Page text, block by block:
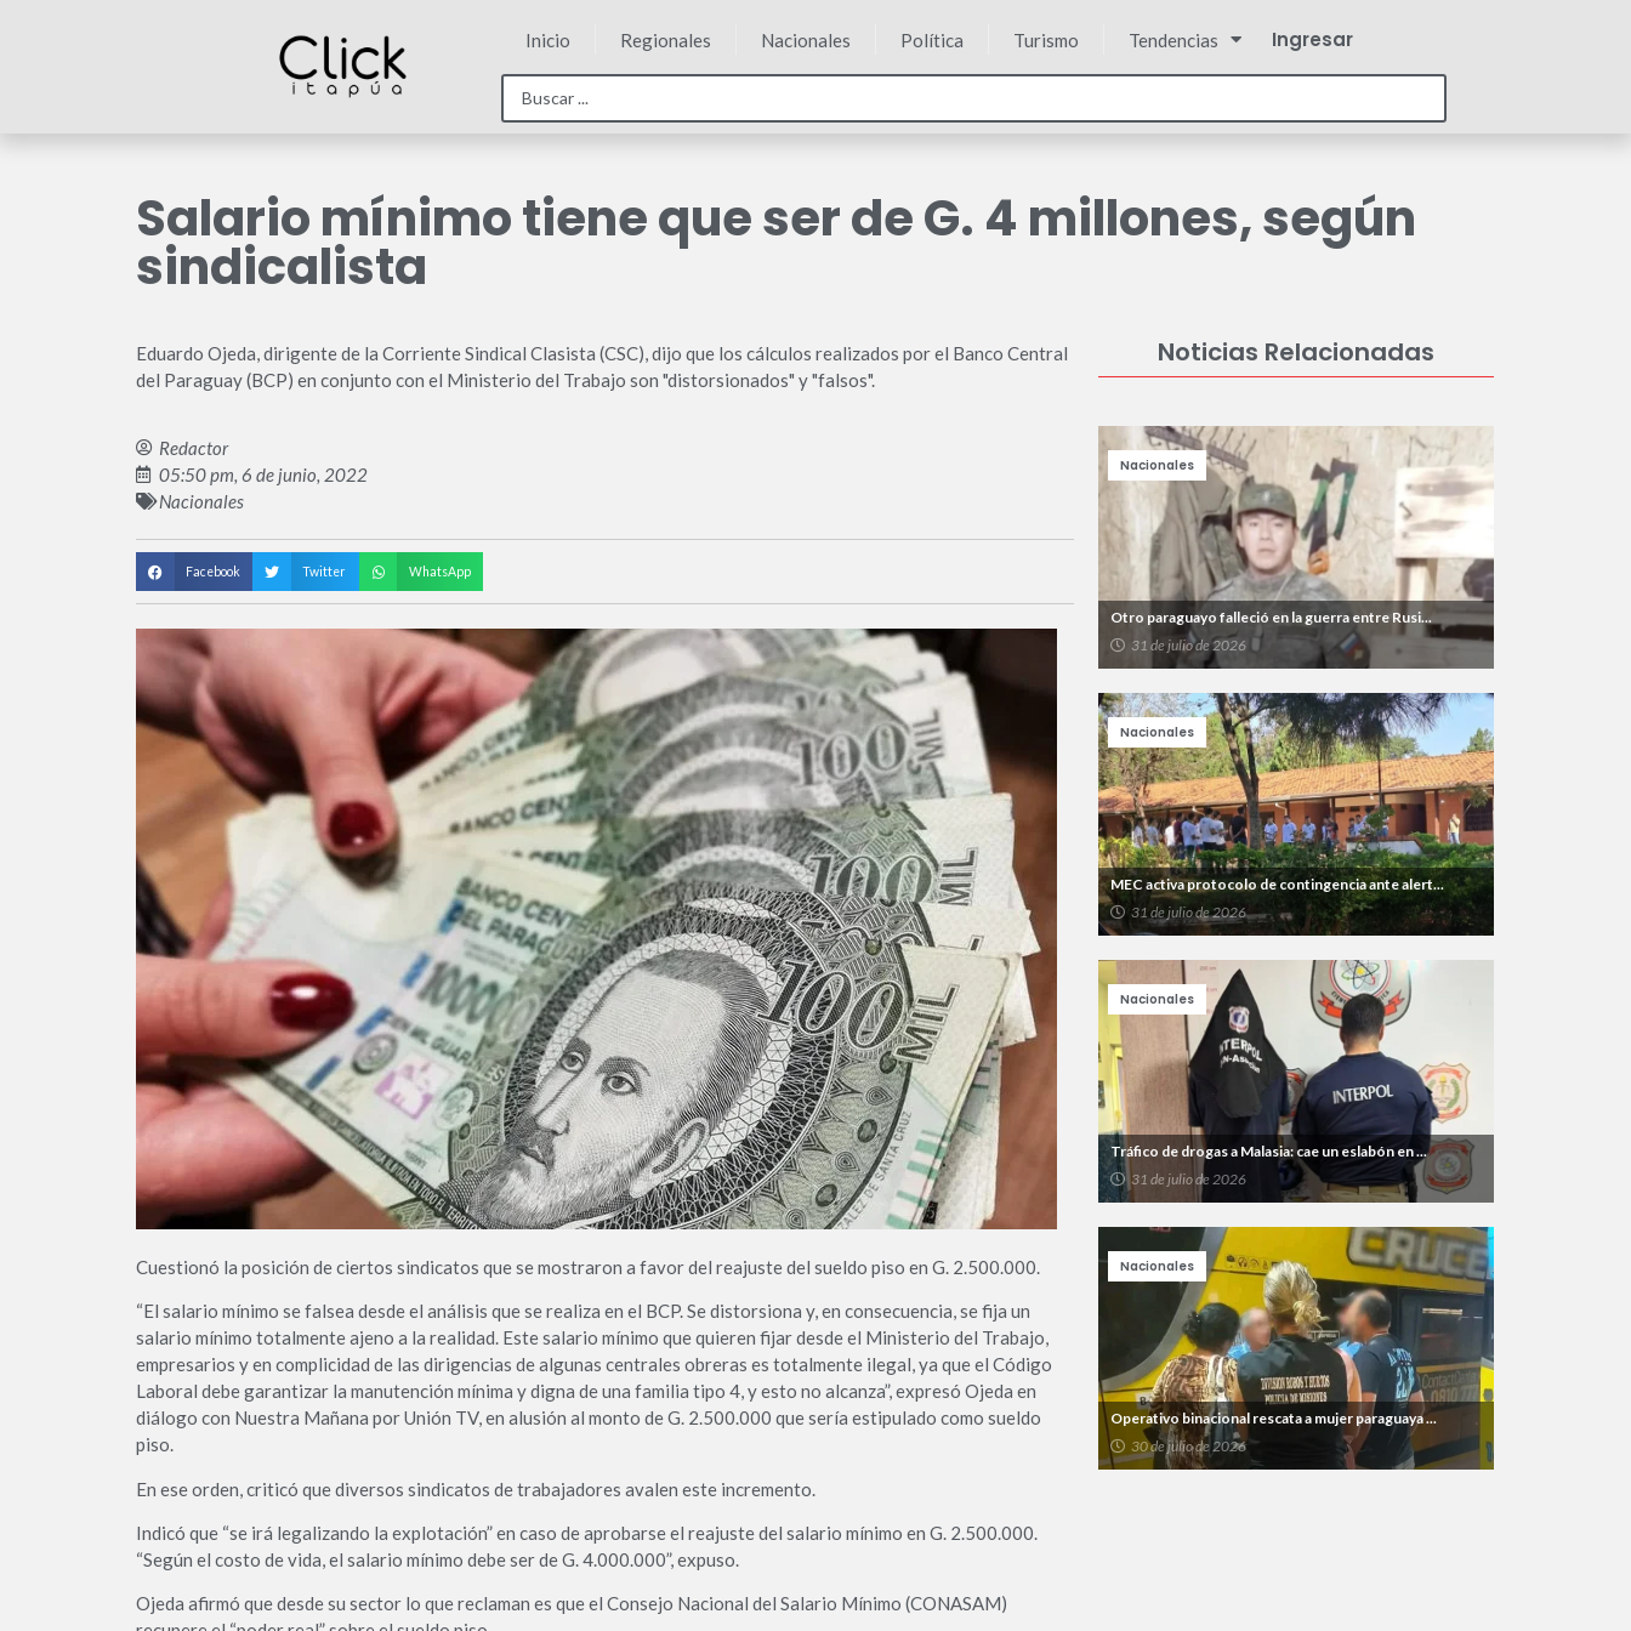
Inicio Regionales Nacionales Política Turismo Tendencias Ingresar
Salario mínimo tiene que ser de G. 4 millones, según
sindicalista
Eduardo Ojeda, dirigente de la Corriente Sindical Clasista (CSC), dijo que los cálculos realizados por el Banco Central
del Paraguay (BCP) en conjunto con el Ministerio del Trabajo son "distorsionados" y "falsos".
Redactor
05:50 pm, 6 de junio, 2022
Nacionales
Facebook Twitter WhatsApp
Cuestionó la posición de ciertos sindicatos que se mostraron a favor del reajuste del sueldo piso en G. 2.500.000.
“El salario mínimo se falsea desde el análisis que se realiza en el BCP. Se distorsiona y, en consecuencia, se fija un
salario mínimo totalmente ajeno a la realidad. Este salario mínimo que quieren fijar desde el Ministerio del Trabajo,
empresarios y en complicidad de las dirigencias de algunas centrales obreras es totalmente ilegal, ya que el Código
Laboral debe garantizar la manutención mínima y digna de una familia tipo 4, y esto no alcanza”, expresó Ojeda en
diálogo con Nuestra Mañana por Unión TV, en alusión al monto de G. 2.500.000 que sería estipulado como sueldo
piso.
En ese orden, criticó que diversos sindicatos de trabajadores avalen este incremento.
Indicó que “se irá legalizando la explotación” en caso de aprobarse el reajuste del salario mínimo en G. 2.500.000.
“Según el costo de vida, el salario mínimo debe ser de G. 4.000.000”, expuso.
Ojeda afirmó que desde su sector lo que reclaman es que el Consejo Nacional del Salario Mínimo (CONASAM)
Noticias Relacionadas
Otro paraguayo falleció en la guerra entre Rusi...
31 de julio de 2026
Nacionales
MEC activa protocolo de contingencia ante alert...
31 de julio de 2026
Nacionales
Tráfico de drogas a Malasia: cae un eslabón en ...
31 de julio de 2026
Nacionales
Operativo binacional rescata a mujer paraguaya ...
30 de julio de 2026
Nacionales